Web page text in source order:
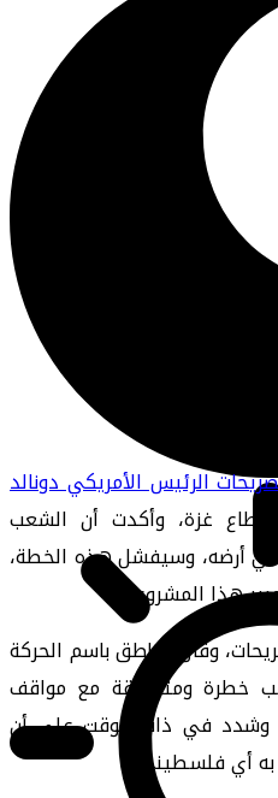
لـ”التهجير”
والأردن
الرئيس الأمريكي دونالد
قطاع غزة، وأكدت أن الشعب
أرضه، وسيفشل هذه الخطة،
هذا المشروع.
وقال الناطق باسم الحركة
خطرة ومتناسقة مع مواقف
وشدد في ذات الوقت على أن
أي فلسطيني”.